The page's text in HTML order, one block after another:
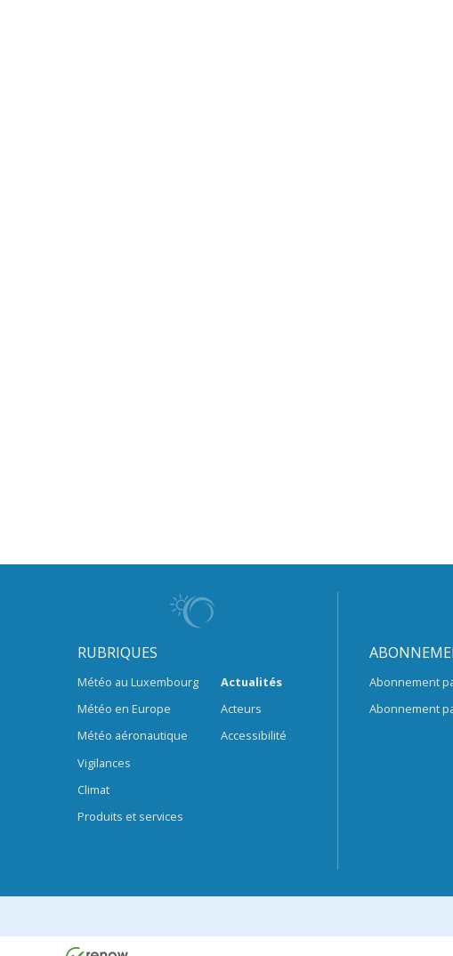
RUBRIQUES
Météo au Luxembourg
Météo en Europe
Météo aéronautique
Vigilances
Climat
Produits et services
Actualités
Acteurs
Accessibilité
Abonnement
Abonnement